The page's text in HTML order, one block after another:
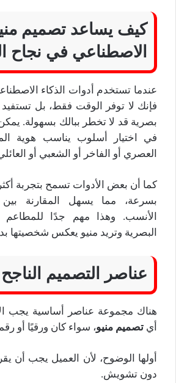
كيف يساعد تصميم
الاصطناعي في نجاح
عندما تستخدم أدوات الذكاء
فإنك لا توفر الوقت فقط، بل
بصرية قد لا تخطر ببالك بسهولة.
في اختيار أسلوب يناسب هوية
العصري أو الفاخر أو الشعبي أو
كما أن بعض الأدوات تسمح بتجربة
بسرعة، مما يسهل المقارنة بين
الأنسب. وهذا مهم جدًا للمطاعم
البصرية وتريد منيو يعكس شخصيتها
عناصر التصميم الناجح
هناك مجموعة عناصر أساسية يجب
أي تصميم منيو، سواء كان ورقيًا أو
أولها الوضوح، لأن العميل يجب أن
دون تشويش.